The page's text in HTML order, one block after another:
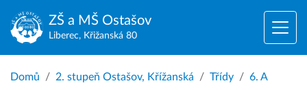
ZŠ a MŠ Ostašov
Liberec, Křižanská 80
Domů 2. stupeň Ostašov, Křížanská Třídy 6. A